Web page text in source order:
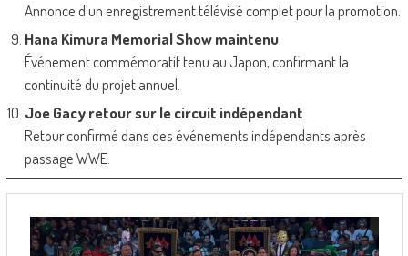
Annonce d’un enregistrement télévisé complet pour la promotion.
Hana Kimura Memorial Show maintenu
Événement commémoratif tenu au Japon, confirmant la
continuité du projet annuel.
Joe Gacy retour sur le circuit indépendant
Retour confirmé dans des événements indépendants après
passage WWE.